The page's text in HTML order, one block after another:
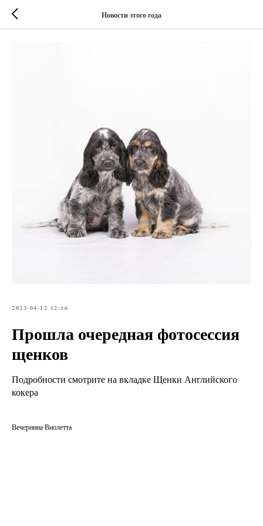
Новости этого года
2023-04-12 12:16
Прошла очередная фотосессия
щенков
Подробности смотрите на вкладке Щенки Английского
кокера
Вечернина Виолетта